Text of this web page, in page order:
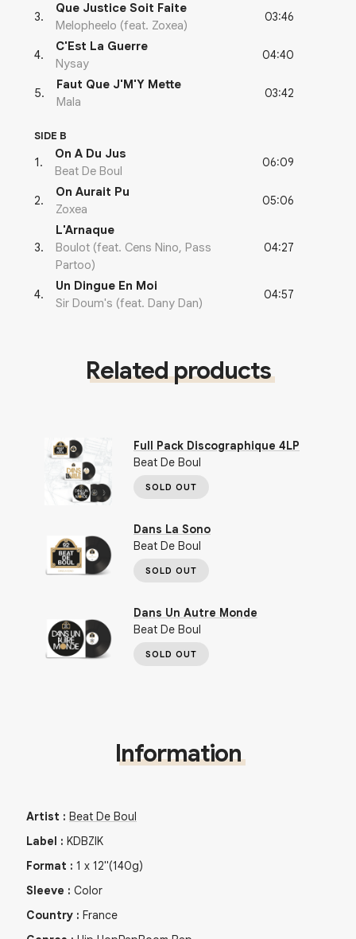
3.
Que Justice Soit Faite
Melopheelo (feat. Zoxea)
03:46
4.
C'Est La Guerre
Nysay
04:40
5.
Faut Que J'M'Y Mette
Mala
03:42
SIDE B
1 .
On A Du Jus
Beat De Boul
06:09
2.
On Aurait Pu
Zoxea
05:06
3.
L'Arnaque
Boulot (feat. Cens Nino, Pass
Partoo)
04:27
4.
Un Dingue En Moi
Sir Doum's (feat. Dany Dan)
04:57
Related products
Full Pack Discographique 4LP
Beat De Boul
SOLD OUT
Dans La Sono
Beat De Boul
SOLD OUT
Dans Un Autre Monde
Beat De Boul
SOLD OUT
Information
Artist : Beat De Boul
Label : KDBZIK
Format : 1 x 12"(140g)
Sleeve : Color
Country : France